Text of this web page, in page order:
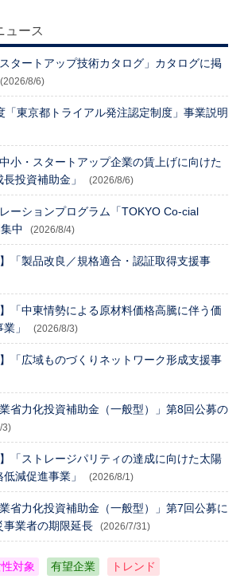
ュース
スタートアップ技術カタログ」カタログに掲
(2026/8/6)
「東京都トライアル発注認定制度」事業説明
中小・スタートアップ企業の賃上げに向けた
投資補助金」
(2026/8/6)
ーションプログラム「TOKYO Co-cial
中
(2026/8/4)
】「製品改良／規格適合・認証取得支援事
】「中東情勢による原材料価格高騰に伴う価
」
(2026/8/3)
】「広域ものづくりネットワーク形成支援事
業省力化投資補助金（一般型）」第8回公募の
3)
】「ストレージパリティの達成に向けた太陽
減促進事業」
(2026/8/1)
業省力化投資補助金（一般型）」第7回公募に
事業者の期限延長
(2026/7/31)
対象 有望企業 トレンド